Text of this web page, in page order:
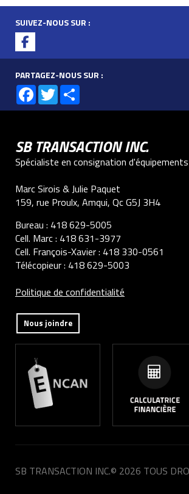
SUIVEZ-NOUS SUR :
PARTAGEZ-NOUS SUR :
Facebook
Twitter
SB TRANSACTION INC.
Spécialiste en consignation d'équipements
Marc Sirois & Julie Paquet
159, rue Proulx, Amqui, Qc G5J 3H4
Bureau : 418 629-5005
Cell. Marc : 418 631-3977
Cell. François-Xavier : 418 330-0561
Télécopieur : 418 629-5003
Politique de confidentialité
Nous joindre
SB TRANSACTION INC.© 2026 TOUS